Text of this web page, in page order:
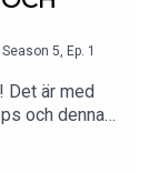
Season 5 Ep. 1
Det är med
och denna
podden.
och hållet